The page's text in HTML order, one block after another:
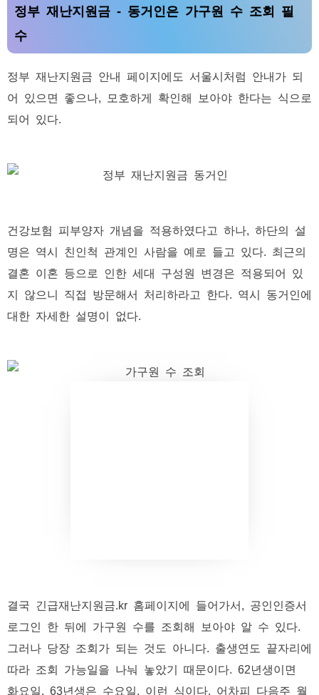
정부 재난지원금 - 동거인은 가구원 수 조회 필
수
정부 재난지원금 안내 페이지에도 서울시처럼 안내가 되
어 있으면 좋으나, 모호하게 확인해 보아야 한다는 식으로
되어 있다.
건강보험 피부양자 개념을 적용하였다고 하나, 하단의 설
명은 역시 친인척 관계인 사람을 예로 들고 있다. 최근의
결혼 이혼 등으로 인한 세대 구성원 변경은 적용되어 있
지 않으니 직접 방문해서 처리하라고 한다. 역시 동거인에
대한 자세한 설명이 없다.
결국 긴급재난지원금.kr 홈페이지에 들어가서, 공인인증서
로그인 한 뒤에 가구원 수를 조회해 보아야 알 수 있다.
그러나 당장 조회가 되는 것도 아니다. 출생연도 끝자리에
따라 조회 가능일을 나눠 놓았기 때문이다. 62년생이면
화요일, 63년생은 수요일, 이런 식이다. 어차피 다음주 월